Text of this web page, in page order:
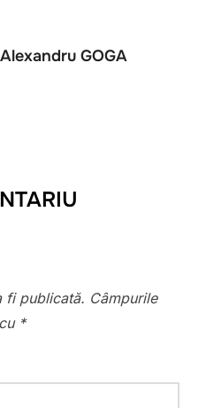
Alexandru GOGA
fi publicată. Câmpurile
*